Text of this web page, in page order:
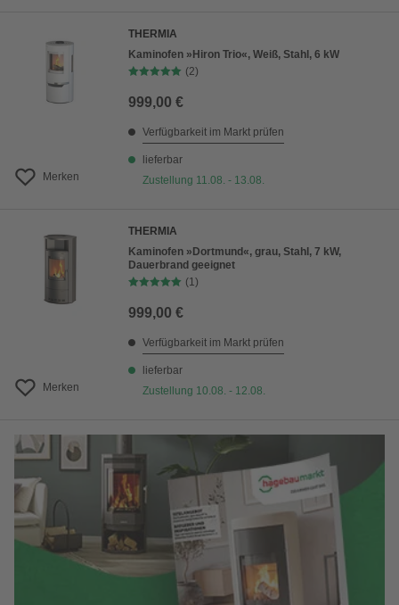
Merken
THERMIA
Kaminofen »Hiron Trio«, Weiß, Stahl, 6 kW
(2)
999,00 €
Verfügbarkeit im Markt prüfen
lieferbar
Zustellung 11.08. - 13.08.
Merken
THERMIA
Kaminofen »Dortmund«, grau, Stahl, 7 kW,
Dauerbrand geeignet
(1)
999,00 €
Verfügbarkeit im Markt prüfen
lieferbar
Zustellung 10.08. - 12.08.